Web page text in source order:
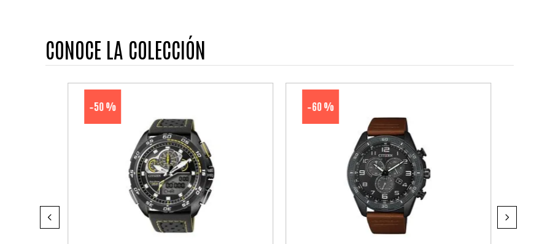
CONOCE LA COLECCIÓN
-50 % -60 %